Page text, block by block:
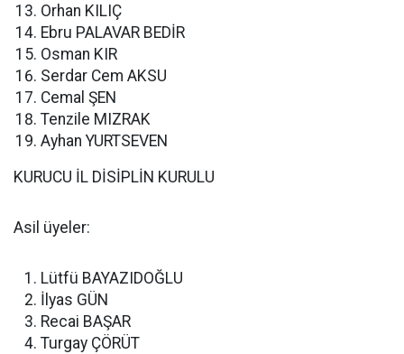
Orhan KILIÇ
Ebru PALAVAR BEDİR
Osman KIR
Serdar Cem AKSU
Cemal ŞEN
Tenzile MIZRAK
Ayhan YURTSEVEN
KURUCU İL DİSİPLİN KURULU
Asil üyeler:
Lütfü BAYAZIDOĞLU
İlyas GÜN
Recai BAŞAR
Turgay ÇÖRÜT